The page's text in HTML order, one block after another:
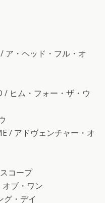
ア・ヘッド・フル・オ
/ ヒム・フォー・ザ・ウ
/ アドヴェンチャー・オ
コープ
オブ・ワン
グ・デイ